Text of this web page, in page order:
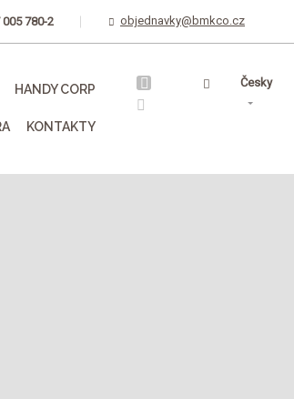
005 780-2 objednavky@bmkco.cz
HANDY CORP
KONTAKTY
Vyhledávání
Česky